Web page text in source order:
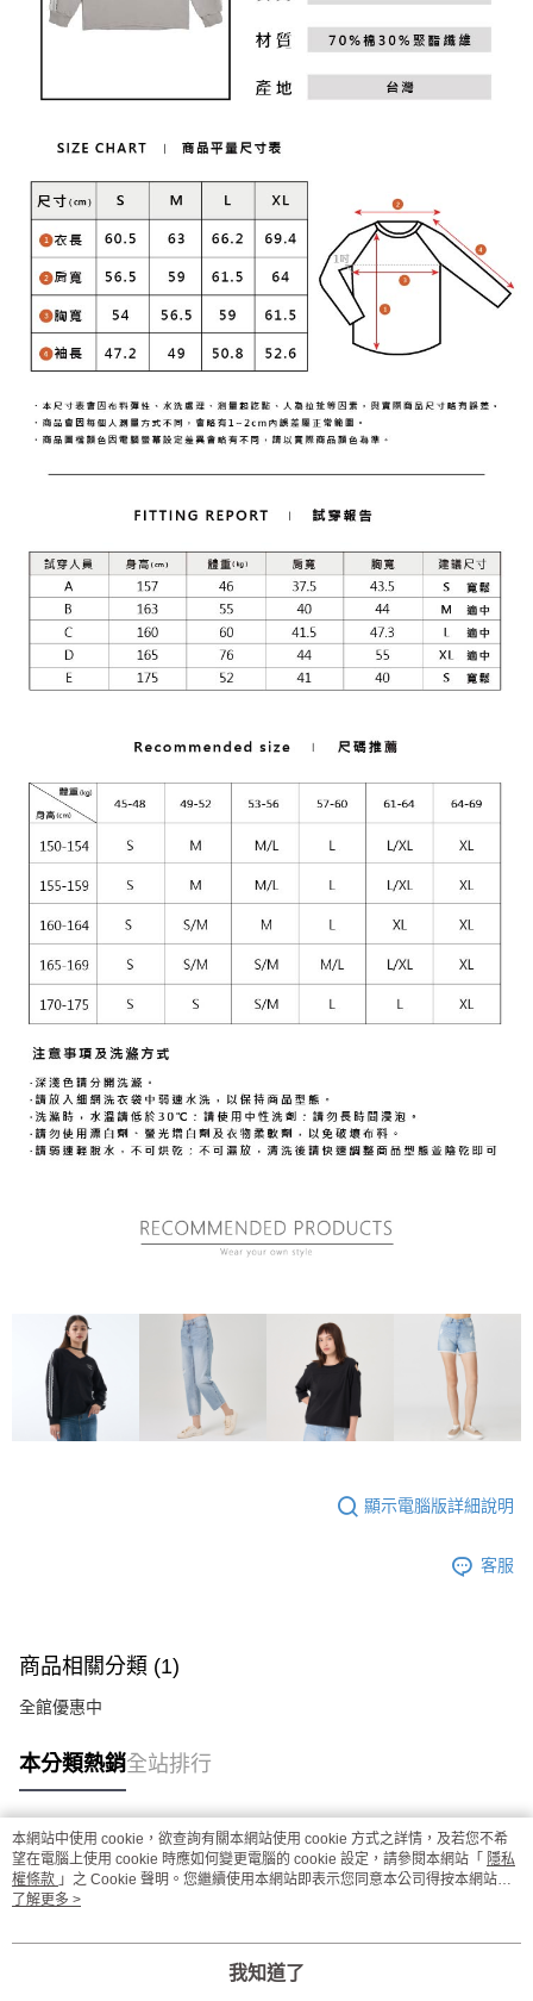
顯示電腦版詳細說明
客服
商品相關分類 (1)
全館優惠中
本分類熱銷全站排行
熱門標籤
本網站中使用 cookie，欲查詢有關本網站使用 cookie 方式之詳情，及若您不希
望在電腦上使用 cookie 時應如何變更電腦的 cookie 設定，請參閱本網站「 隱私
權條款 」之 Cookie 聲明。您繼續使用本網站即表示您同意本公司得按本網站使
用條款之 Cookie 聲明使用 cookie。
了解更多 >
我知道了